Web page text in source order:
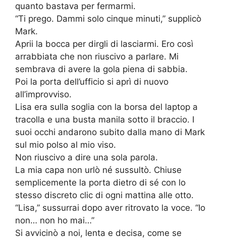
quanto bastava per fermarmi.
“Ti prego. Dammi solo cinque minuti,” supplicò
Mark.
Aprii la bocca per dirgli di lasciarmi. Ero così
arrabbiata che non riuscivo a parlare. Mi
sembrava di avere la gola piena di sabbia.
Poi la porta dell’ufficio si aprì di nuovo
all’improvviso.
Lisa era sulla soglia con la borsa del laptop a
tracolla e una busta manila sotto il braccio. I
suoi occhi andarono subito dalla mano di Mark
sul mio polso al mio viso.
Non riuscivo a dire una sola parola.
La mia capa non urlò né sussultò. Chiuse
semplicemente la porta dietro di sé con lo
stesso discreto clic di ogni mattina alle otto.
“Lisa,” sussurrai dopo aver ritrovato la voce. “Io
non… non ho mai…”
Si avvicinò a noi, lenta e decisa, come se